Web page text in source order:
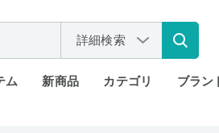
詳細検索
ム 新商品 カテゴリ ブラン